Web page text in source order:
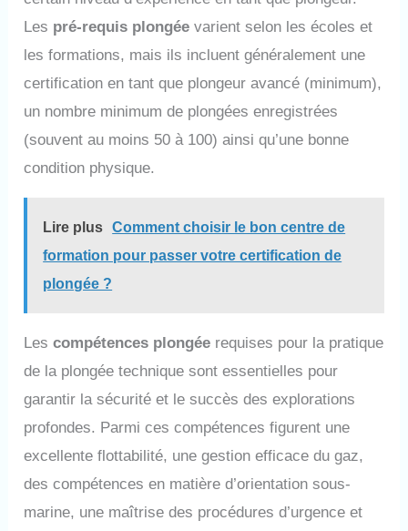
Les pré-requis plongée varient selon les écoles et
les formations, mais ils incluent généralement une
certification en tant que plongeur avancé (minimum),
un nombre minimum de plongées enregistrées
(souvent au moins 50 à 100) ainsi qu’une bonne
condition physique.
Lire plus Comment choisir le bon centre de
formation pour passer votre certification de
plongée ?
Lescompétences plongée requises pour la pratique
de la plongée technique sont essentielles pour
garantir la sécurité et le succès des explorations
profondes. Parmi ces compétences figurent une
excellente flottabilité, une gestion efficace du gaz,
des compétences en matière d’orientation sous-
marine, une maîtrise des procédures d’urgence et